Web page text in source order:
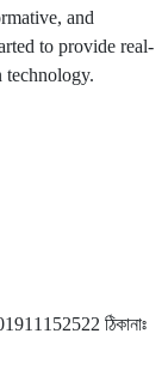
and
to provide real-
technology.
ঠিকানাঃ